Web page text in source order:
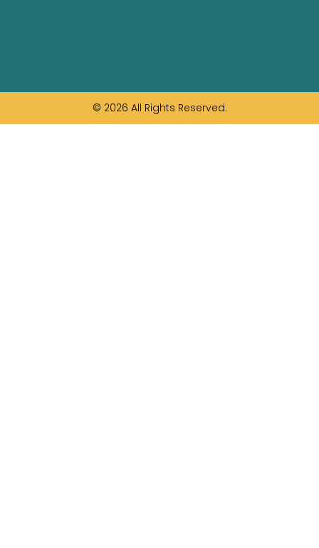
© 2026 All Rights Reserved.